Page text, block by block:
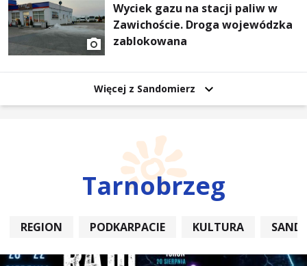
Wyciek gazu na stacji paliw w
Zawichoście. Droga wojewódzka
zablokowana
Więcej z Sandomierz
Tarnobrzeg
REGION PODKARPACIE KULTURA